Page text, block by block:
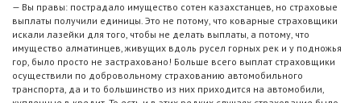
— Вы правы: пострадало имущество сотен казахстанцев, но страховые
выплаты получили единицы. Это не потому, что коварные страховщики
искали лазейки для того, чтобы не делать выплаты, а потому, что
имущество алматинцев, живущих вдоль русел горных рек и у подножья
гор, было просто не застраховано! Больше всего выплат страховщики
осуществили по добровольному страхованию автомобильного
транспорта, да и то большинство из них приходится на автомобили,